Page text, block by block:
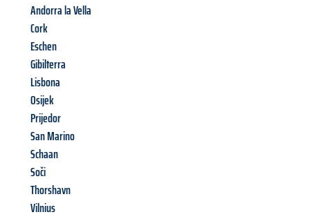
Andorra la Vella
Cork
Eschen
Gibilterra
Lisbona
Osijek
Prijedor
San Marino
Schaan
Soči
Thorshavn
Vilnius